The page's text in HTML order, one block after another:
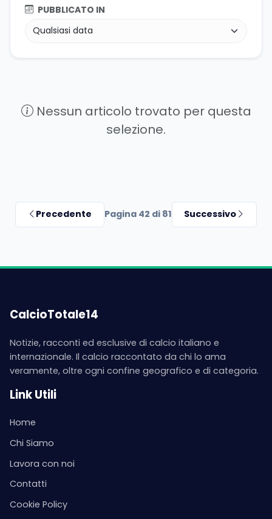
PUBBLICATO IN
Nessun articolo trovato per questa
selezione.
Precedente Pagina 42 di 81 Successivo
CalcioTotale14
Notizie, racconti ed esclusive di calcio italiano e
internazionale. Il calcio raccontato da chi lo ama
veramente, oltre ogni confine geografico e di categoria.
Link Utili
Home
Chi Siamo
Lavora con noi
Contatti
Cookie Policy